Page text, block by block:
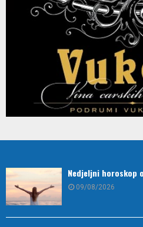
Nedjeljni horoskop
09/08/2026